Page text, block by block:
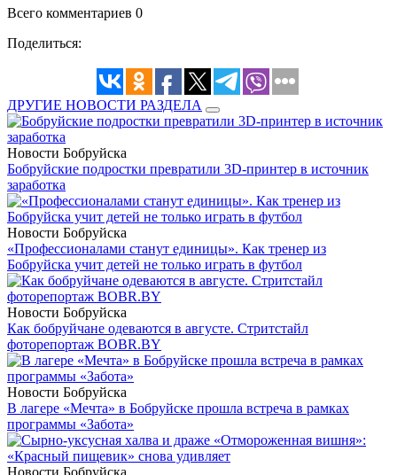
Всего комментариев 0
Поделиться:
ДРУГИЕ НОВОСТИ РАЗДЕЛА
Новости Бобруйска
Бобруйские подростки превратили 3D-принтер в источник
заработка
Новости Бобруйска
«Профессионалами станут единицы». Как тренер из
Бобруйска учит детей не только играть в футбол
Новости Бобруйска
Как бобруйчане одеваются в августе. Стритстайл
фоторепортаж BOBR.BY
Новости Бобруйска
В лагере «Мечта» в Бобруйске прошла встреча в рамках
программы «Забота»